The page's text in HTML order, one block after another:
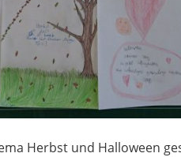
Herbst und Halloween